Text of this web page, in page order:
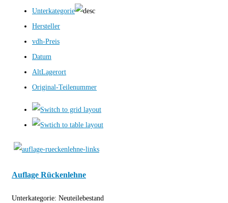
Unterkategorie
Hersteller
vdh-Preis
Datum
AltLagerort
Original-Teilenummer
Auflage Rückenlehne
Unterkategorie: Neuteilebestand